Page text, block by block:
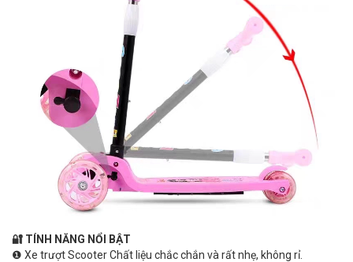
🔐 TÍNH NĂNG NỔI BẬT
❶ Xe trượt Scooter Chất liệu chắc chắn và rất nhẹ, không rỉ.